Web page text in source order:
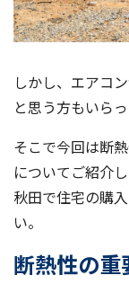
しかし、エアコ
と思う方もいら
そこで今回は断
についてご紹介し
秋田で住宅の購
い。
断熱性の